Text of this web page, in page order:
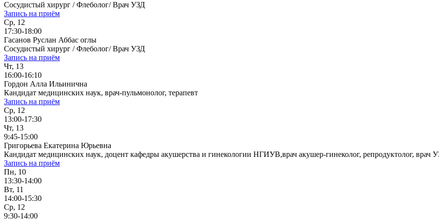
Сосудистый хирург / Флеболог/ Врач УЗД
Запись на приём
Ср, 12
17:30-18:00
Гасанов Руслан Аббас оглы
Сосудистый хирург / Флеболог/ Врач УЗД
Запись на приём
Чт, 13
16:00-16:10
Гордон Алла Ильинична
Кандидат медицинских наук, врач-пульмонолог, терапевт
Запись на приём
Ср, 12
13:00-17:30
Чт, 13
9:45-15:00
Григорьева Екатерина Юрьевна
Кандидат медицинских наук, доцент кафедры акушерства и гинекологии НГИУВ,врач акушер-гинеколог, репродуктолог, врач
Запись на приём
Пн, 10
13:30-14:00
Вт, 11
14:00-15:30
Ср, 12
9:30-14:00